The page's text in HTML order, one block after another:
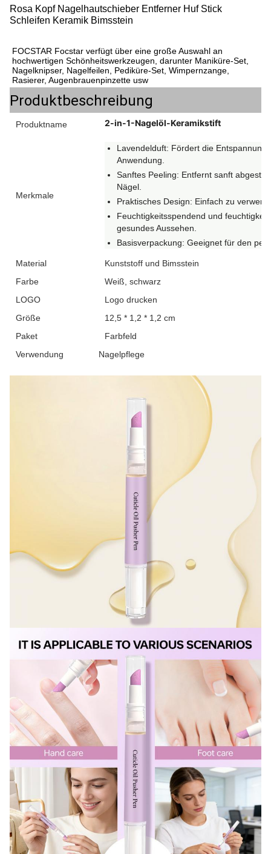
Rosa Kopf Nagelhautschieber Entferner Huf Stick
Schleifen Keramik Bimsstein
FOCSTAR Focstar verfügt über eine große Auswahl an
hochwertigen Schönheitswerkzeugen, darunter Maniküre-Set,
Nagelknipser, Nagelfeilen, Pediküre-Set, Wimpernzange,
Rasierer, Augenbrauenpinzette usw
Produktbeschreibung
Produktname 2-in-1-Nagelöl-Keramikstift
Merkmale
Lavendelduft: Fördert die
Anwendung.
Sanftes Peeling: Entfernt sanft
Nägel.
Praktisches Design: Einfach zu
Feuchtigkeitsspendend und
gesundes Aussehen.
Basisverpackung: Geeignet für den
Material
Kunststoff und Bimsstein
Farbe
Weiß, schwarz
LOGO
Logo drucken
Größe
12,5 * 1,2 * 1,2 cm
Paket
Farbfeld
Verwendung
Nagelpflege